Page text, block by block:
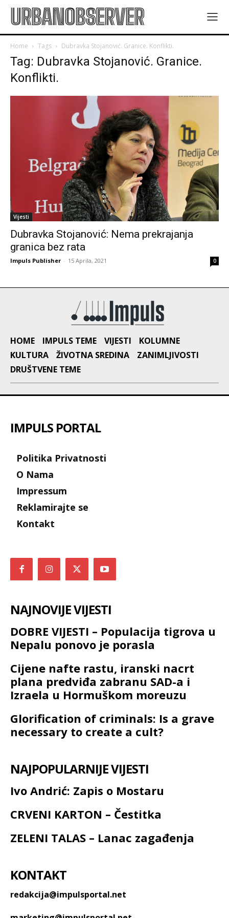
URBANOBSERVER
Home Tags Dubravka Stojanović. Granice. Konflikti.
Tag: Dubravka Stojanović. Granice.
Konflikti.
Vijesti
Dubravka Stojanović: Nema prekrajanja
granica bez rata
Impuls Publisher - 15 Aprila, 2021 0
HOME IMPULS TEME VIJESTI
KOLUMNE
KULTURA
ŽIVOTNA SREDINA
ZANIMLJIVOSTI
DRUŠTVENE TEME
IMPULS PORTAL
Politika Privatnosti
O Nama
Impressum
Reklamirajte se
Kontakt
NAJNOVIJE VIJESTI
DOBRE VIJESTI – Populacija tigrova u
Nepalu ponovo je porasla
Cijene nafte rastu, iranski nacrt
plana predviđa zabranu SAD-a i
Izraela u Hormuškom moreuzu
Glorification of criminals: Is a grave
necessary to create a cult?
NAJPOPULARNIJE VIJESTI
Ivo Andrić: Zapis o Mostaru
CRVENI KARTON – Čestitka
ZELENI TALAS – Lanac zagađenja
KONTAKT
redakcija@impulsportal.net